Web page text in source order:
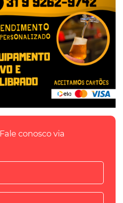
Fale conosco via